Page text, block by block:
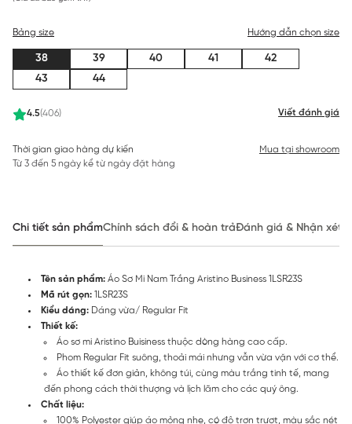
4.5(406) Viết đánh giá
Bảng size Hướng dẫn chọn size
38 39 40 41
42
43
44
Thời gian giao hàng dự kiến
Từ 3 đến 5 ngày kể từ ngày đặt hàng
Mua tại showroom
Chi tiết sản phẩmChính sách đổi & hoàn trảĐánh giá & Nhận xét
Tên sản phẩm: Áo Sơ Mi Nam Trắng Aristino Business 1LSR23S
Mã rút gọn: 1LSR23S
Kiểu dáng: Dáng vừa/ Regular Fit
Thiết kế:
Áo sơ mi Aristino Buisiness thuộc dòng hàng cao cấp.
Phom Regular Fit suông, thoải mái nhưng vẫn vừa vặn với cơ thể.
Áo thiết kế đơn giản, không túi, cùng màu trắng tinh tế, mang
đến phong cách thời thượng và lịch lãm cho các quý ông.
Chất liệu:
100% Polyester giúp áo mỏng nhẹ, có độ trơn trượt, màu sắc nét